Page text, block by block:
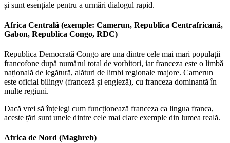
și sunt esențiale pentru a urmări dialogul rapid.
Africa Centrală (exemple: Camerun, Republica Centrafricană,
Gabon, Republica Congo, RDC)
Republica Democrată Congo are una dintre cele mai mari populații
francofone după numărul total de vorbitori, iar franceza este o limbă
națională de legătură, alături de limbi regionale majore. Camerun
este oficial bilingv (franceză și engleză), cu franceza dominantă în
multe regiuni.
Dacă vrei să înțelegi cum funcționează franceza ca lingua franca,
aceste țări sunt unele dintre cele mai clare exemple din lumea reală.
Africa de Nord (Maghreb)